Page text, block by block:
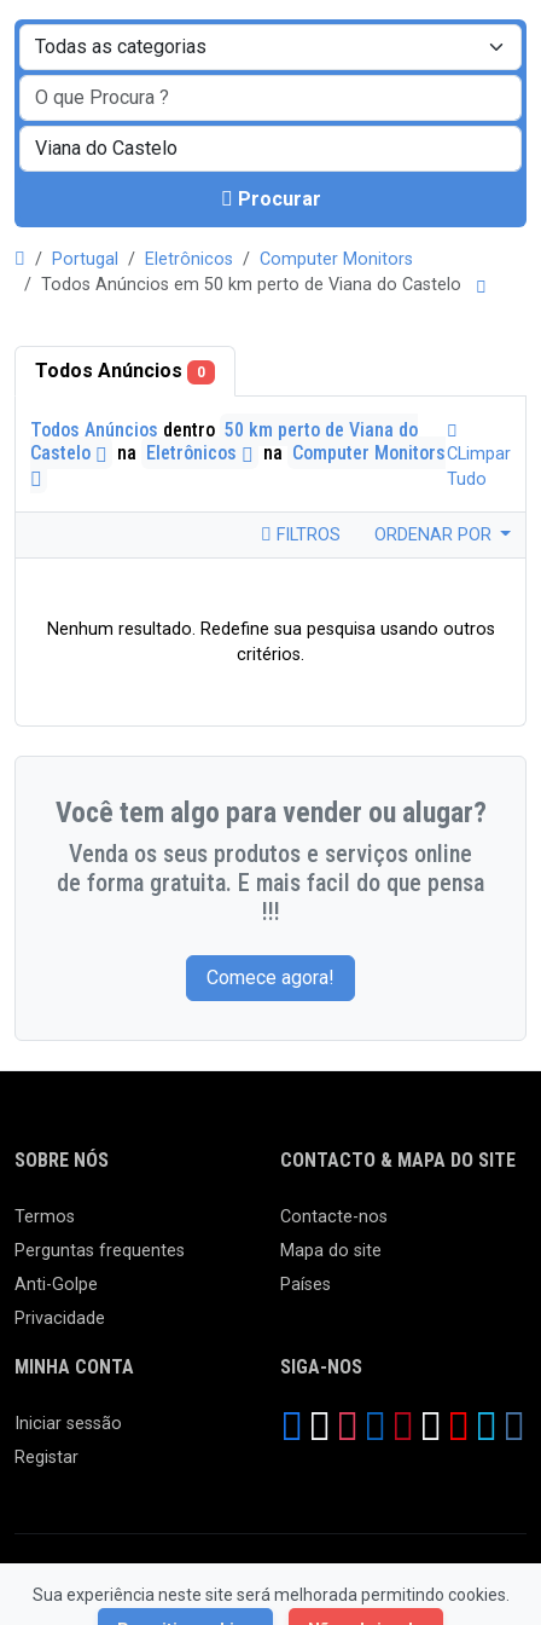
Procurar
Portugal Eletrônicos
Computer Monitors
Todos Anúncios em 50 km perto de Viana do Castelo
Todos Anúncios 0
Todos Anúncios dentro 50 km perto de Viana do
Castelo
na Eletrônicos na Computer MonitorsCLimpar
Tudo
FILTROS ORDENAR POR
Nenhum resultado. Redefine sua pesquisa usando outros
critérios.
Você tem algo para vender ou alugar?
Venda os seus produtos e serviços online
de forma gratuita. E mais facil do que pensa
!!!
Comece agora!
Sua experiência neste site será melhorada permitindo cookies.
SOBRE NÓS
Termos
Perguntas frequentes
Anti-Golpe
Privacidade
CONTACTO & MAPA DO SITE
Contacte-nos
Mapa do site
Países
MINHA CONTA
Iniciar sessão
Registar
SIGA-NOS
© 2026 Feira da Ladra. Todos os Direitos Reservados.